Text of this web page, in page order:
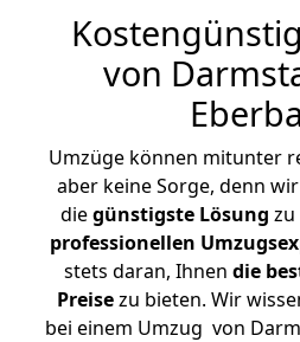
von
Umzüge können mitunter
aber keine Sorge, denn
diegünstigste Lösung zu
professionellen
stets daran, Ihnen die
Preisezu bieten. Wir
bei einem Umzug von